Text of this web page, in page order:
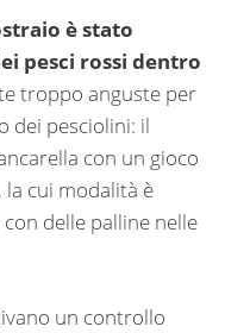
è stato
pesci rossi dentro
troppo anguste per
dei pesciolini: il
con un gioco
cui modalità è
delle palline nelle
un controllo